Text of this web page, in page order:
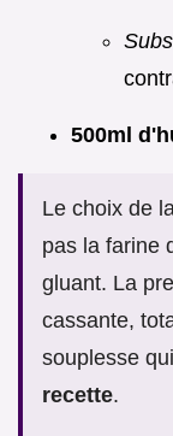
500ml
Le choix de
pas la farine
gluant. La
cassante,
souplesse
recette.